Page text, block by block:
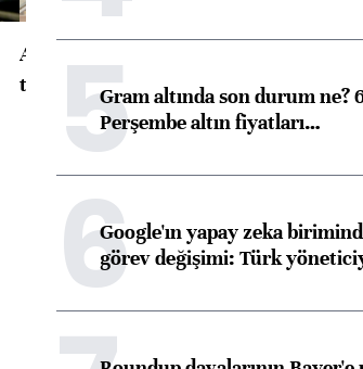
ABD'de konut başlangıçları
toparlandı
5Gram altında son durum ne?
Perşembe altın fiyatları…
6Google'ın yapay zeka
görev değişimi: Türk